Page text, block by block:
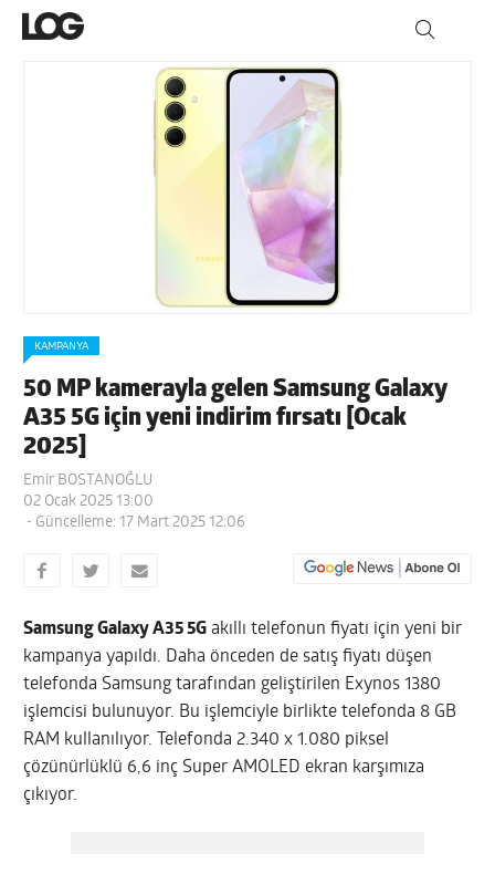
KAMPANYA
50 MP kamerayla gelen Samsung Galaxy
A35 5G için yeni indirim fırsatı [Ocak
2025]
Emir BOSTANOĞLU
02 Ocak 2025 13:00
- Güncelleme: 17 Mart 2025 12:06
Samsung Galaxy A35 5G akıllı telefonun fiyatı için yeni bir
kampanya yapıldı. Daha önceden de satış fiyatı düşen
telefonda Samsung tarafından geliştirilen Exynos 1380
işlemcisi bulunuyor. Bu işlemciyle birlikte telefonda 8 GB
RAM kullanılıyor. Telefonda 2.340 x 1.080 piksel
çözünürlüklü 6,6 inç Super AMOLED ekran karşımıza
çıkıyor.